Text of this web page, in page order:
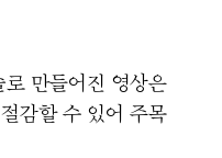
만들어진 영상은
감할 수 있어 주목